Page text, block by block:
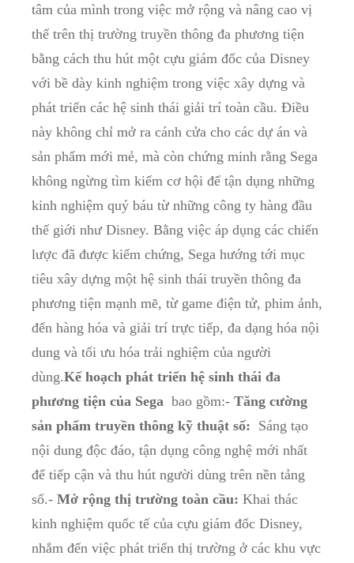
tâm của mình trong việc mở rộng và nâng cao vị
thế trên thị trường truyền thông đa⁣ phương tiện ​
bằng cách thu ‌hút một ⁣cựu giám đốc của Disney
với ‌bề dày kinh nghiệm trong việc ⁣xây dựng và
phát triển các hệ ‌sinh thái giải trí toàn cầu. Điều
này ‌không chỉ mở ra cánh cửa cho các dự án và
sản phẩm⁢ mới mẻ, mà còn⁢ chứng minh rằng Sega
không⁢ ngừng tìm kiếm‌ cơ hội⁤ để tận dụng những
kinh nghiệm quý⁤ báu từ những công ty hàng đầu
thế giới như⁣ Disney. Bằng việc áp dụng các chiến
lược đã được kiểm chứng, ⁢Sega ⁤hướng tới mục⁣
tiêu xây‌ dựng một hệ sinh thái​ truyền‍ thông⁤ đa‌
phương tiện mạnh ⁢mẽ, từ game điện tử, phim ảnh,
đến hàng hóa và giải trí trực ‌tiếp,‍ đa dạng hóa nội
dung ⁢và tối⁢ ưu hóa trải​ nghiệm của người
dùng.Kế hoạch‍ phát ⁢triển hệ sinh thái đa
phương ⁤tiện của Sega ‌ bao gồm:- Tăng cường
⁣sản phẩm truyền thông kỹ thuật số: ‍ Sáng tạo
nội dung độc đáo,‍ tận dụng‌ công⁤ nghệ mới nhất
để tiếp cận và⁤ thu hút ⁣người dùng trên nền tảng
số.- Mở rộng thị trường toàn cầu: Khai thác
kinh⁣ nghiệm quốc tế của cựu giám đốc Disney,
nhắm đến ​việc phát triển thị trường ở các khu vực